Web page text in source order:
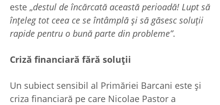
este „destul de încărcată această perioadă! Lupt să
înțeleg tot ceea ce se întâmplă și să găsesc soluții
rapide pentru o bună parte din probleme”.
Criză financiară fără soluții
Un subiect sensibil al Primăriei Barcani este și
criza financiară pe care Nicolae Pastor a